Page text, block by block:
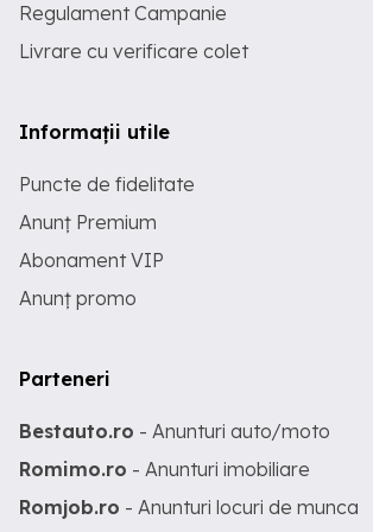
Regulament Campanie
Livrare cu verificare colet
Informații utile
Puncte de fidelitate
Anunț Premium
Abonament VIP
Anunț promo
Parteneri
Bestauto.ro - Anunturi auto/moto
Romimo.ro - Anunturi imobiliare
Romjob.ro - Anunturi locuri de munca